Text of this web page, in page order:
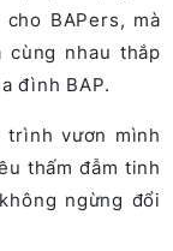
BAPers, mà
nhau thắp
đình BAP.
trình vươn mình
thấm đẫm tinh
ngừng đổi